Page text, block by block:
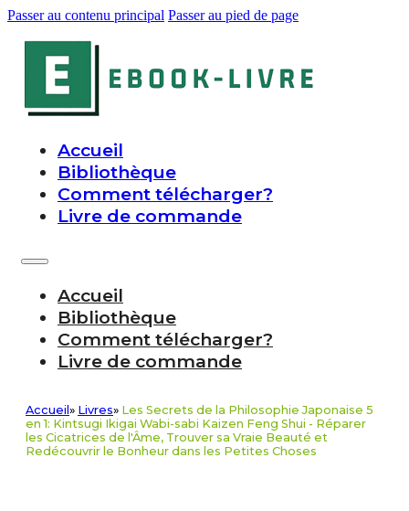
Passer au contenu principal Passer au pied de page
Accueil
Bibliothèque
Comment télécharger?
Livre de commande
Accueil
Bibliothèque
Comment télécharger?
Livre de commande
Accueil » Livres» Les Secrets de la Philosophie Japonaise 5
en 1: Kintsugi Ikigai Wabi-sabi Kaizen Feng Shui - Réparer
les Cicatrices de l'Âme, Trouver sa Vraie Beauté et
Redécouvrir le Bonheur dans les Petites Choses